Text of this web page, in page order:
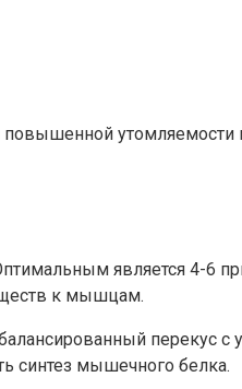
повышенной
является 4-6
к мышцам.
перекус
синтез мышечного белка.